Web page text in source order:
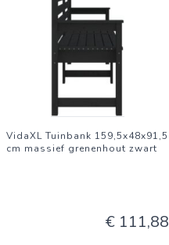
VidaXL Tuinbank 159,5x48x91,5
cm massief grenenhout zwart
€ 111,88